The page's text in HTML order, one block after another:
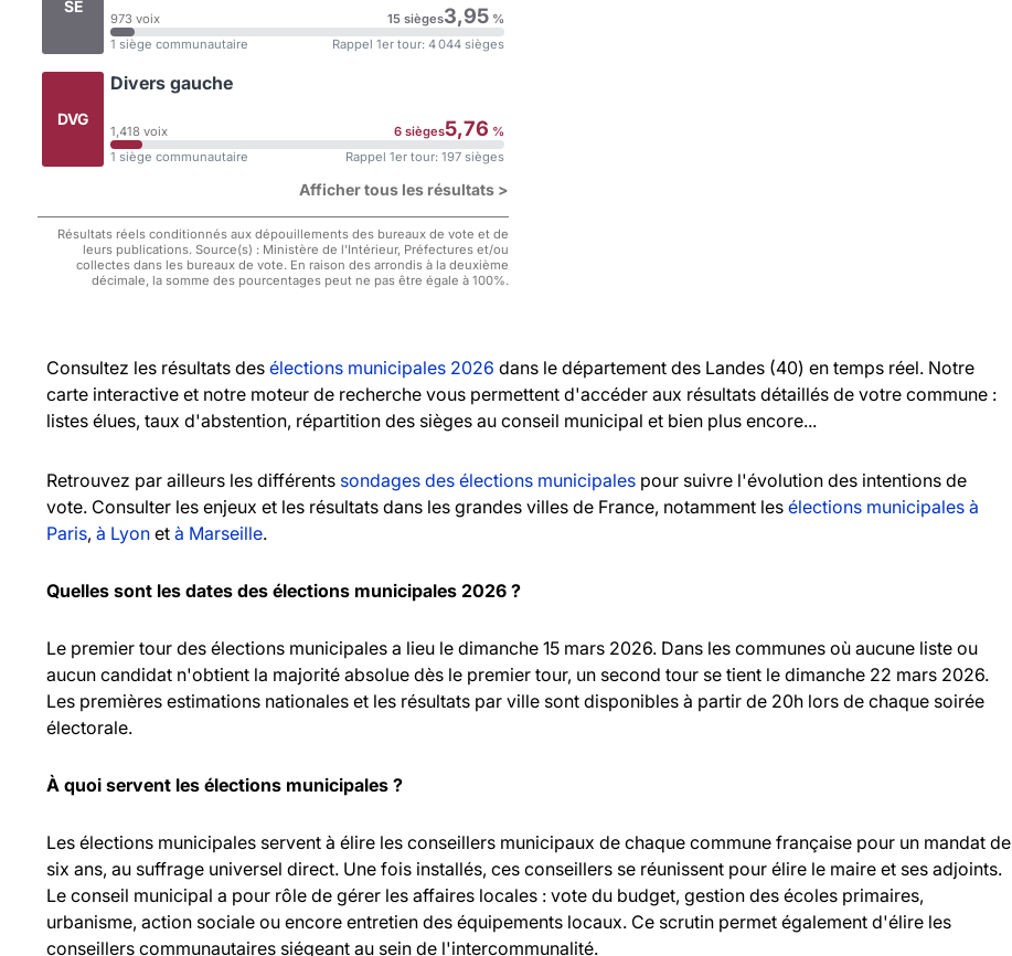
SE
973 voix 15 sièges3,95 %
1 siège communautaire
Rappel 1er tour: 4 044 sièges
DVG
Divers gauche
1,418 voix 6 sièges5,76 %
1 siège communautaire
Rappel 1er tour: 197 sièges
Afficher tous les résultats >
Résultats réels conditionnés aux dépouillements des bureaux de vote et de
leurs publications. Source(s) : Ministère de l'Intérieur, Préfectures et/ou
collectes dans les bureaux de vote. En raison des arrondis à la deuxième
décimale, la somme des pourcentages peut ne pas être égale à 100%.
Consultez les résultats des élections municipales 2026 dans le département des Landes (40) en temps réel. Notre
carte interactive et notre moteur de recherche vous permettent d'accéder aux résultats détaillés de votre commune :
listes élues, taux d'abstention, répartition des sièges au conseil municipal et bien plus encore...
Retrouvez par ailleurs les différents sondages des élections municipales pour suivre l'évolution des intentions de
vote. Consulter les enjeux et les résultats dans les grandes villes de France, notamment les élections municipales à
Paris, à Lyon et à Marseille.
Quelles sont les dates des élections municipales 2026 ?
Le premier tour des élections municipales a lieu le dimanche 15 mars 2026. Dans les communes où aucune liste ou
aucun candidat n'obtient la majorité absolue dès le premier tour, un second tour se tient le dimanche 22 mars 2026.
Les premières estimations nationales et les résultats par ville sont disponibles à partir de 20h lors de chaque soirée
électorale.
À quoi servent les élections municipales ?
Les élections municipales servent à élire les conseillers municipaux de chaque commune française pour un mandat de
six ans, au suffrage universel direct. Une fois installés, ces conseillers se réunissent pour élire le maire et ses adjoints.
Le conseil municipal a pour rôle de gérer les affaires locales : vote du budget, gestion des écoles primaires,
urbanisme, action sociale ou encore entretien des équipements locaux. Ce scrutin permet également d'élire les
conseillers communautaires siégeant au sein de l'intercommunalité.